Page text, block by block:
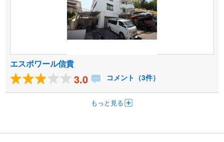
エスポワール信貴
3.0 コメント（3件）
もっと見る